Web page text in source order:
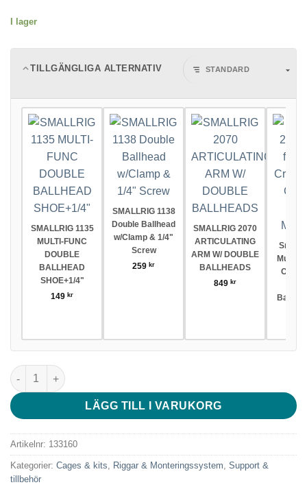
I lager
TILLGÄNGLIGA ALTERNATIV
SMALLRIG 1135
MULTI-FUNC
DOUBLE
BALLHEAD
SHOE+1/4"
149 kr
SMALLRIG 1138
Double Ballhead
w/Clamp & 1/4"
Screw
259 kr
SMALLRIG 2070
ARTICULATING
ARM W/ DOUBLE
BALLHEADS
849 kr
Multi-
Crab-
SmallRig 5331 Double Head Crab-Shaped Clamp mängd
LÄGG TILL I VARUKORG
Artikelnr: 133160
Kategorier: Cages & kits, Riggar & Monteringssystem, Support &
tillbehör